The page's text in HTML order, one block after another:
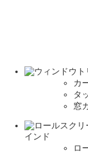
カ
タ
窓
インド
ロ